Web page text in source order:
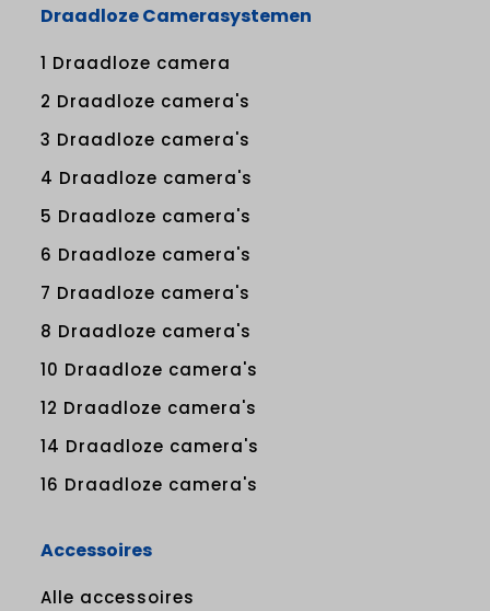
Draadloze Camerasystemen
1 Draadloze camera
2 Draadloze camera's
3 Draadloze camera's
4 Draadloze camera's
5 Draadloze camera's
6 Draadloze camera's
7 Draadloze camera's
8 Draadloze camera's
10 Draadloze camera's
12 Draadloze camera's
14 Draadloze camera's
16 Draadloze camera's
Accessoires
Alle accessoires